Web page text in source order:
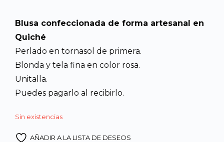
era:
Q425.00.
Blusa confeccionada de forma artesanal en
Quiché
Perlado en tornasol de primera.
Blonda y tela fina en color rosa.
Unitalla.
Puedes pagarlo al recibirlo.
Sin existencias
AÑADIR A LA LISTA DE DESEOS